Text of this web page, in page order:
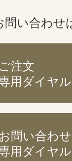
問い合わせ
ご注文
用ダイヤル
お問い合わせ
用ダイヤル